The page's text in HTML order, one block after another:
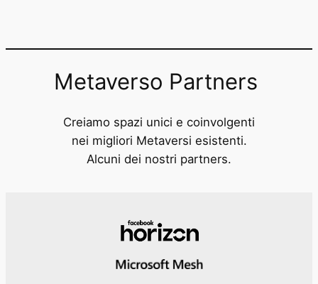
Metaverso Partners
Creiamo spazi unici e coinvolgenti
nei migliori Metaversi esistenti.
Alcuni dei nostri partners.